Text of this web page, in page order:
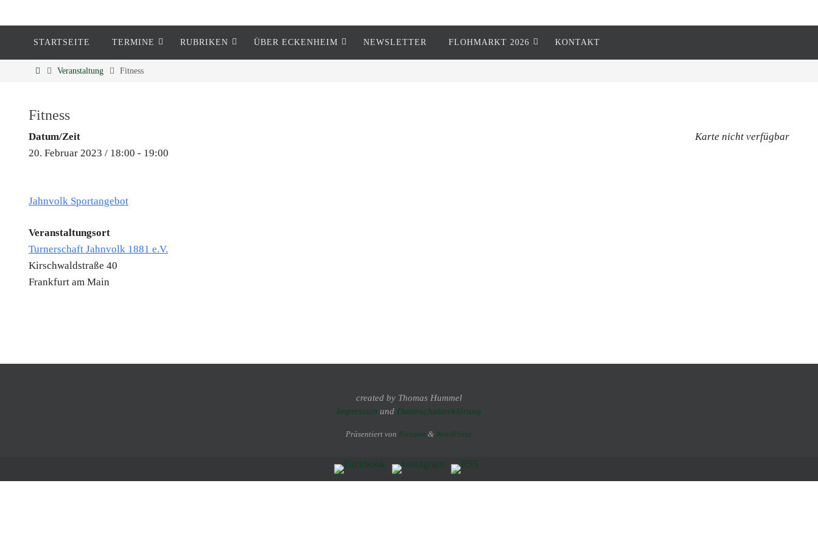
Eckenheim
STARTSEITE TERMINE RUBRIKEN ÜBER ECKENHEIM NEWSLETTER FLOHMARKT 2026 KONTAKT
Veranstaltung Fitness
Fitness
Karte nicht verfügbar
Datum/Zeit
20. Februar 2023 / 18:00 - 19:00
Jahnvolk Sportangebot
Veranstaltungsort
Turnerschaft Jahnvolk 1881 e.V.
Kirschwaldstraße 40
Frankfurt am Main
created by Thomas Hummel
Impressum und Datenschutzerklärung
Präsentiert von Nirvana & WordPress.